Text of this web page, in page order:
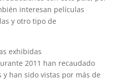
interesan películas
y otro tipo de
exhibidas
2011 han recaudado
y han sido vistas por más de